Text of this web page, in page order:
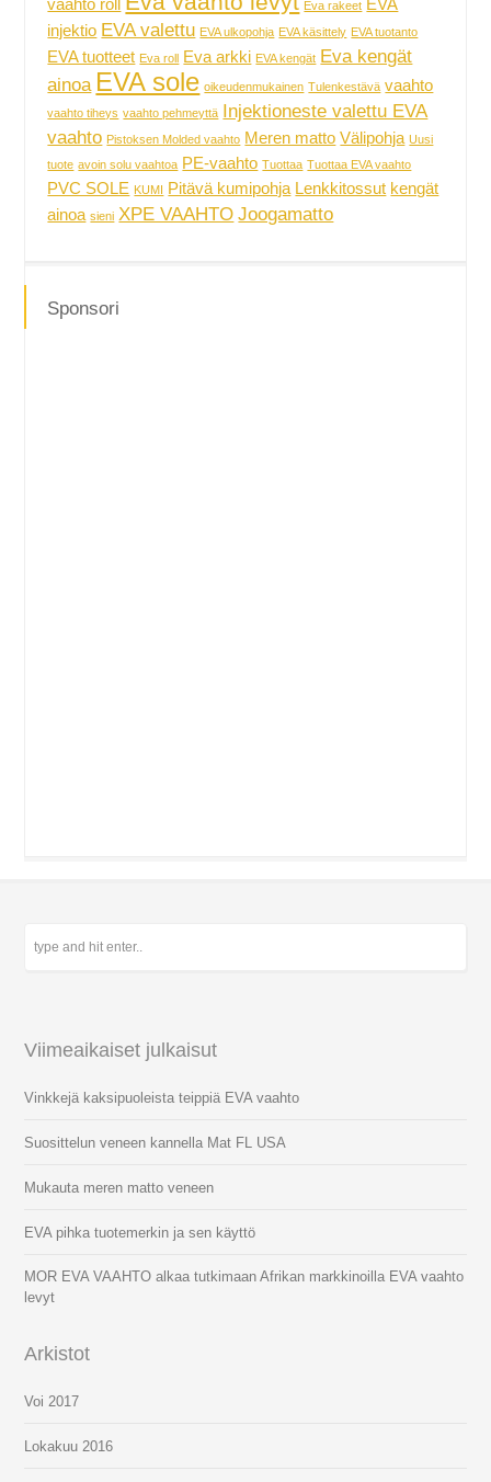
vaahto roll Eva rakeet EVA
injektio EVA valettu EVA ulkopohja EVA käsittely EVA tuotanto
EVA tuotteet Eva roll Eva arkki EVA kengät Eva kengät
ainoa EVA sole oikeudenmukainen Tulenkestävä vaahto
vaahto tiheys vaahto pehmeyttä Injektioneste valettu EVA
vaahto Pistoksen Molded vaahto Meren matto Välipohja Uusi
tuote avoin solu vaahtoa PE-vaahto Tuottaa Tuottaa EVA vaahto
PVC SOLE KUMI Pitävä kumipohja Lenkkitossut kengät
ainoa sieni XPE VAAHTO Joogamatto
Sponsori
Viimeaikaiset julkaisut
Vinkkejä kaksipuoleista teippiä EVA vaahto
Suosittelun veneen kannella Mat FL USA
Mukauta meren matto veneen
EVA pihka tuotemerkin ja sen käyttö
MOR EVA VAAHTO alkaa tutkimaan Afrikan markkinoilla EVA vaahto
levyt
Arkistot
Voi 2017
Lokakuu 2016